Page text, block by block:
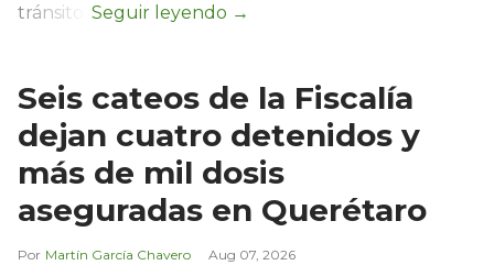
tránsito.
Seis cateos de la Fiscalía
dejan cuatro detenidos y
más de mil dosis
aseguradas en Querétaro
Martín García Chavero Aug 07, 2026